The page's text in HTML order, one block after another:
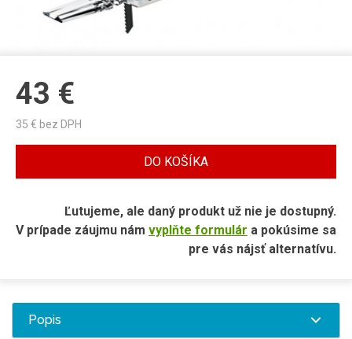
43 €
35 € bez DPH
DO KOŠÍKA
Ľutujeme, ale daný produkt už nie je dostupný.
V prípade záujmu nám vyplňte formulár a pokúsime sa
pre vás nájsť alternatívu.
Popis